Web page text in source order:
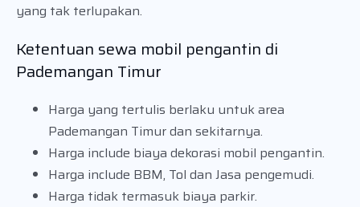
yang tak terlupakan.
Ketentuan sewa mobil pengantin di
Pademangan Timur
Harga yang tertulis berlaku untuk area
Pademangan Timur dan sekitarnya.
Harga include biaya dekorasi mobil pengantin.
Harga include BBM, Tol dan Jasa pengemudi.
Harga tidak termasuk biaya parkir.